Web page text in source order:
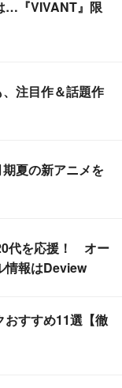
…『VIVANT』限
注目作＆話題作
期夏の新アニメを
代を応援！ オー
情報はDeview
おすすめ11選【徹